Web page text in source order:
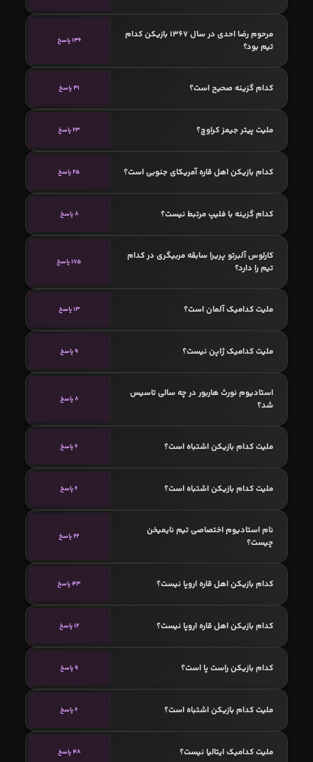
مرحوم رضا احدی در سال 1367 بازیکن کدام
تیم بود؟
136 پاسخ
کدام گزینه صحیح است؟ 31 پاسخ
ملیت پیتر جیمز کراوچ؟ 23 پاسخ
کدام بازیکن اهل قاره آمریکای جنوبی است؟ 25 پاسخ
کدام گزینه با فلیپ مرتبط نیست؟ 8 پاسخ
کارلوس آلبرتو پریرا سابقه مربیگری در کدام
تیم را دارد؟
175 پاسخ
ملیت کدامیک آلمان است؟ 13 پاسخ
ملیت کدامیک ژاپن نیست؟ 9 پاسخ
استادیوم نورث هاربور در چه سالی تاسیس
شد؟
8 پاسخ
ملیت کدام بازیکن اشتباه است؟ 6 پاسخ
ملیت کدام بازیکن اشتباه است؟ 6 پاسخ
نام استادیوم اختصاصی تیم نایمیخن
چیست؟
22 پاسخ
کدام بازیکن اهل قاره اروپا نیست؟ 43 پاسخ
کدام بازیکن اهل قاره اروپا نیست؟ 12 پاسخ
کدام بازیکن راست پا است؟ 9 پاسخ
ملیت کدام بازیکن اشتباه است؟ 6 پاسخ
ملیت کدامیک ایتالیا نیست؟ 48 پاسخ